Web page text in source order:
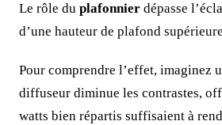
Le rôle du plafonnier dépasse
d’une hauteur de plafond
Pour comprendre l’effet, imaginez
diffuseur diminue les contrastes,
watts bien répartis suffisaient à